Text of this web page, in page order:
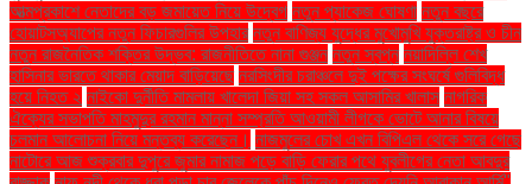
আত্মপ্রকাশে নেতাদের বড় জমায়েত নিয়ে উদ্বেগ নতুন প্যাকেজ ঘোষণা নতুন বছরে
হোয়াটসঅ্যাপের নতুন ফিচারগুলির উপহার নতুন বাণিজ্য যুদ্ধের মুখোমুখি যুক্তরাষ্ট্র ও চীন
নতুন রাজনৈতিক শক্তির উদ্ভব: রাজনীতিতে নানা গুঞ্জন নতুন স্বপ্ন নয়াদিল্লি শেখ
হাসিনার ভারতে থাকার মেয়াদ বাড়িয়েছে নরসিংদীর চরাঞ্চলে দুই পক্ষের সংঘর্ষে গুলিবিদ্ধ
হয়ে নিহত ২ নাইকো দুর্নীতি মামলায় খালেদা জিয়া সহ সকল আসামির খালাস নাগরিক
ঐক্যের সভাপতি মাহমুদুর রহমান মান্না সম্প্রতি আওয়ামী লীগকে ভোটে আনার বিষয়ে
চলমান আলোচনা নিয়ে মন্তব্য করেছেন। নাজমুলের চোখ এখন বিপিএল থেকে সরে গেছে
নাটোরে আজ শুক্রবার দুপুরে জুমার নামাজ পড়ে বাড়ি ফেরার পথে যুবলীগের নেতা আবদুর